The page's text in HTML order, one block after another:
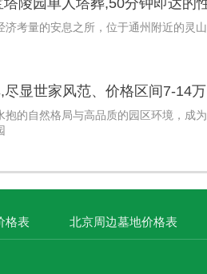
陵园单人塔葬,50分钟即达的
考量的安息之所，位于通州附近的灵
显世家风范、价格区间7-14万
的自然格局与高品质的园区环境，成
格表 北京周边墓地价格表